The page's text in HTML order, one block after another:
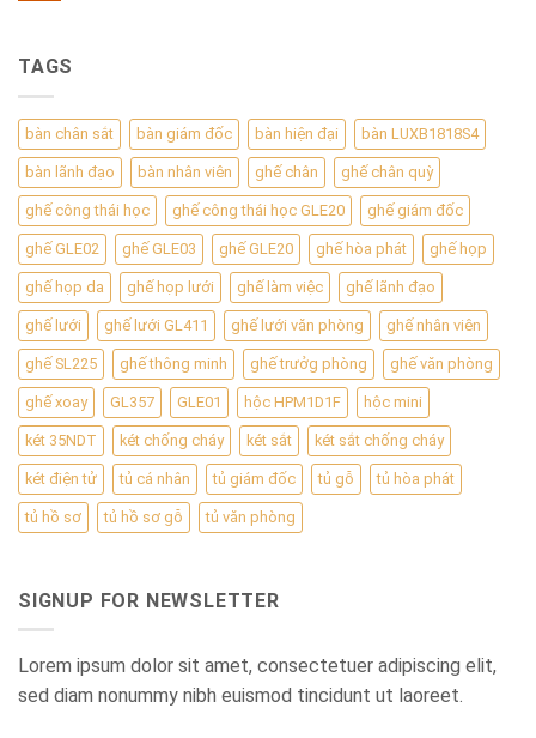
TAGS
bàn chân sắt bàn giám đốc bàn hiện đại bàn LUXB1818S4
bàn lãnh đạo bàn nhân viên ghế chân ghế chân quỳ
ghế công thái học ghế công thái học GLE20 ghế giám đốc
ghế GLE02 ghế GLE03 ghế GLE20 ghế hòa phát ghế họp
ghế họp da ghế họp lưới ghế làm việc ghế lãnh đạo
ghế lưới ghế lưới GL411 ghế lưới văn phòng ghế nhân viên
ghế SL225 ghế thông minh ghế trưởg phòng ghế văn phòng
ghế xoay GL357 GLE01 hộc HPM1D1F hộc mini
két 35NDT két chống cháy két sắt két sắt chống cháy
két điện tử tủ cá nhân tủ giám đốc tủ gỗ tủ hòa phát
tủ hồ sơ tủ hồ sơ gỗ tủ văn phòng
SIGNUP FOR NEWSLETTER
Lorem ipsum dolor sit amet, consectetuer adipiscing elit,
sed diam nonummy nibh euismod tincidunt ut laoreet.